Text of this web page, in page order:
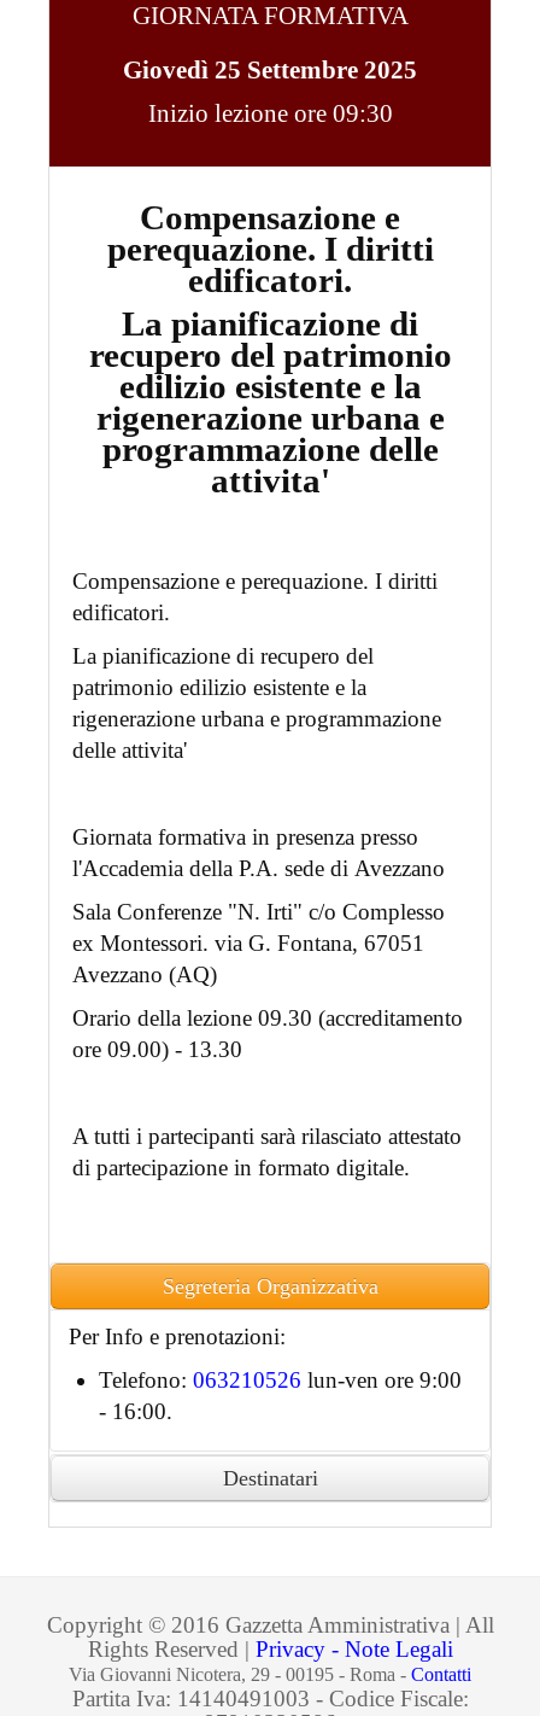
GIORNATA FORMATIVA
Giovedì 25 Settembre 2025
Inizio lezione ore 09:30
Compensazione e
perequazione. I diritti
edificatori.
La pianificazione di
recupero del patrimonio
edilizio esistente e la
rigenerazione urbana e
programmazione delle
attivita'
Compensazione e perequazione. I diritti
edificatori.
La pianificazione di recupero del
patrimonio edilizio esistente e la
rigenerazione urbana e programmazione
delle attivita'
Giornata formativa in presenza presso
l'Accademia della P.A. sede di Avezzano
Sala Conferenze "N. Irti" c/o Complesso
ex Montessori. via G. Fontana, 67051
Avezzano (AQ)
Orario della lezione 09.30 (accreditamento
ore 09.00) - 13.30
A tutti i partecipanti sarà rilasciato attestato
di partecipazione in formato digitale.
Segreteria Organizzativa
Per Info e prenotazioni:
Telefono: 063210526 lun-ven ore 9:00
- 16:00.
Destinatari
Ai partecipanti accreditati sarà rilasciato
Copyright © 2016 Gazzetta Amministrativa | All
Rights Reserved | Privacy - Note Legali
Via Giovanni Nicotera, 29 - 00195 - Roma - Contatti
Partita Iva: 14140491003 - Codice Fiscale: